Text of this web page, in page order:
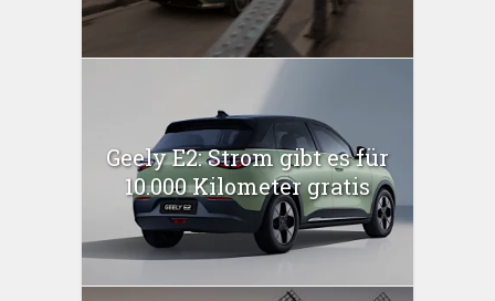
Geely E2: Strom gibt es für
10.000 Kilometer gratis